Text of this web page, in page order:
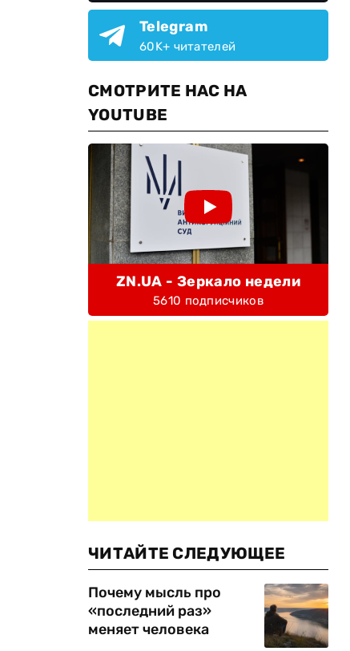
Telegram
60K+ читателей
СМОТРИТЕ НАС НА
YOUTUBE
ZN.UA - Зеркало недели
5610 подписчиков
ЧИТАЙТЕ СЛЕДУЮЩЕЕ
Почему мысль про
«последний раз»
меняет человека